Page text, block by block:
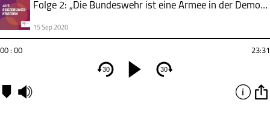
Folge 2: „Die Bundeswehr ist eine Armee in der Demokratie“
15 Sep 2020
00 : 00 23:31
30 30